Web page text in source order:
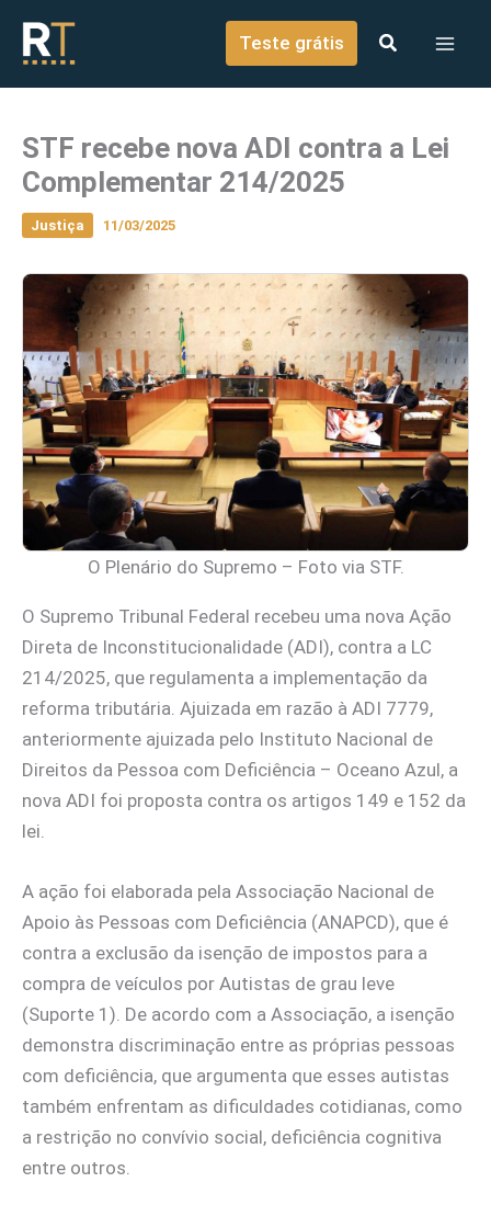
conteúdo
Teste grátis
STF recebe nova ADI contra a Lei
Complementar 214/2025
Justiça 11/03/2025
O Plenário do Supremo – Foto via STF.
O Supremo Tribunal Federal recebeu uma nova Ação
Direta de Inconstitucionalidade (ADI), contra a LC
214/2025, que regulamenta a implementação da
reforma tributária. Ajuizada em razão à ADI 7779,
anteriormente ajuizada pelo Instituto Nacional de
Direitos da Pessoa com Deficiência – Oceano Azul, a
nova ADI foi proposta contra os artigos 149 e 152 da
lei.
A ação foi elaborada pela Associação Nacional de
Apoio às Pessoas com Deficiência (ANAPCD), que é
contra a exclusão da isenção de impostos para a
compra de veículos por Autistas de grau leve
(Suporte 1). De acordo com a Associação, a isenção
demonstra discriminação entre as próprias pessoas
com deficiência, que argumenta que esses autistas
também enfrentam as dificuldades cotidianas, como
a restrição no convívio social, deficiência cognitiva
entre outros.